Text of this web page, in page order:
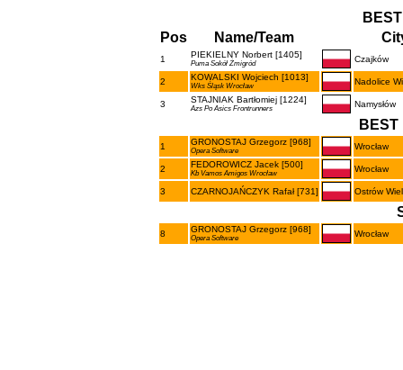
Pos
Name/Team
1 PIEKIELNY Norbert [1405]
Puma Sokół Żmigród Czajków
2 KOWALSKI Wojciech [1013]
Wks Śląsk Wrocław Nadolice
3 STAJNIAK Bartłomiej [1224]
Azs Po Asics Frontrunners Namysłów
BEST
1 GRONOSTAJ Grzegorz [968]
Opera Software Wrocław
2 FEDOROWICZ Jacek [500]
Kb Vamos Amigos Wrocław Wrocław
3 CZARNOJAŃCZYK Rafał [731] Ostrów
8 GRONOSTAJ Grzegorz [968]
Opera Software Wrocław